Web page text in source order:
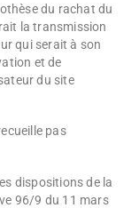
du rachat du
la transmission
qui serait à son
et de
du site
pas
dispositions de la
96/9 du 11 mars